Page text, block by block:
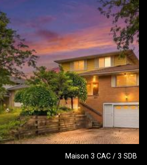
Maison 3 CAC / 3 SDB